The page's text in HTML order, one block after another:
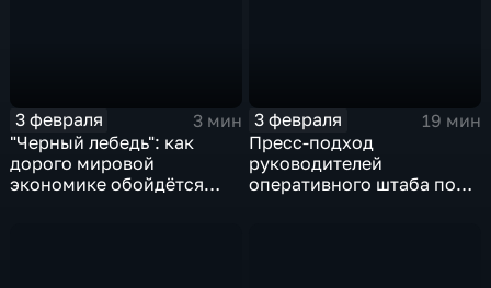
3 февраля
3 мин
"Черный лебедь": как
дорого мировой
экономике обойдётся
3 февраля
19 мин
Пресс-подход
руководителей
оперативного штаба по